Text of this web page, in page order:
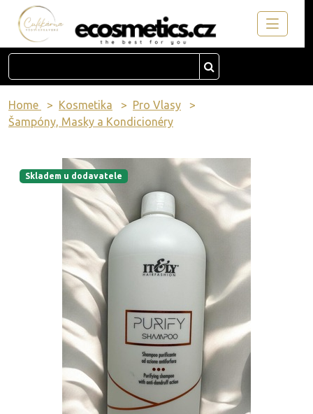
Home Kosmetika
Pro Vlasy
Šampóny, Masky a Kondicionéry
Skladem u dodavatele